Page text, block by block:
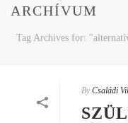
ARCHÍVUM
Tag Archives for:
By Családi